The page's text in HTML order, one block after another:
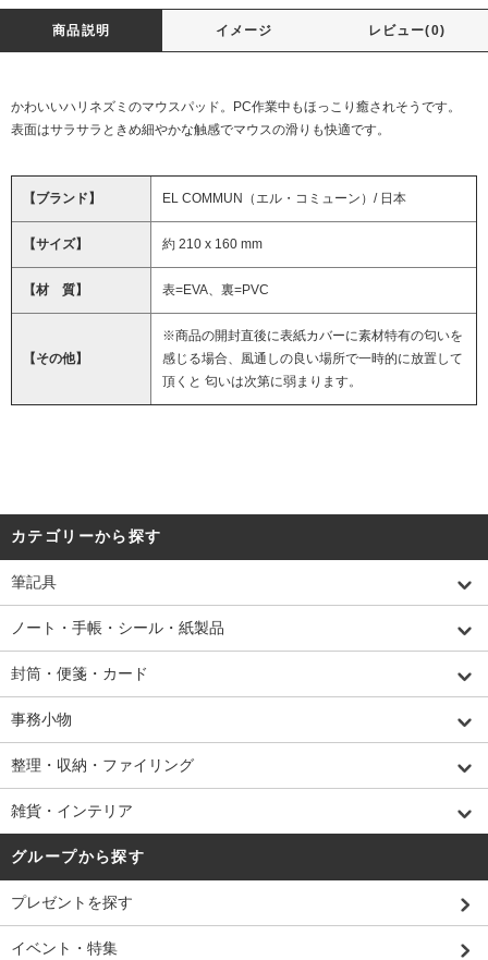
商品説明 イメージ レビュー(0)
かわいいハリネズミのマウスパッド。PC作業中もほっこり癒されそうです。
表面はサラサラときめ細やかな触感でマウスの滑りも快適です。
【ブランド】 EL COMMUN（エル・コミューン）/ 日本
【サイズ】 約 210 x 160 mm
【材 質】 表=EVA、裏=PVC
【その他】
※商品の開封直後に表紙カバーに素材特有の匂いを
感じる場合、風通しの良い場所で一時的に放置して
頂くと 匂いは次第に弱まります。
カテゴリーから探す
筆記具
ノート・手帳・シール・紙製品
封筒・便箋・カード
事務小物
整理・収納・ファイリング
雑貨・インテリア
グループから探す
プレゼントを探す
イベント・特集